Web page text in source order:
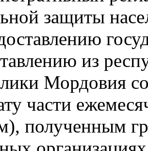
защиты
из
Мордовия
части
полученным